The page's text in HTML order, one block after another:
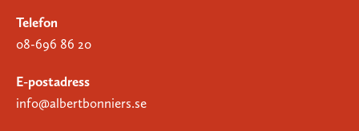
Telefon
08-696 86 20
E-postadress
info@albertbonniers.se